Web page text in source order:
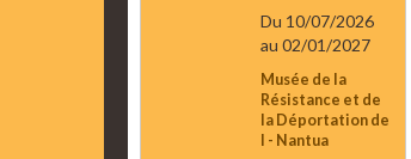
Du 10/07/2026
au 02/01/2027
Musée de la
Résistance et de
la Déportation de
l - Nantua